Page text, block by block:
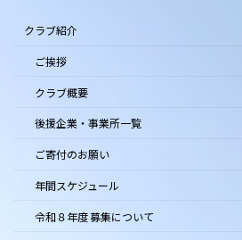
クラブ紹介
ご挨拶
クラブ概要
後援企業・事業所一覧
ご寄付のお願い
年間スケジュール
令和８年度 募集について